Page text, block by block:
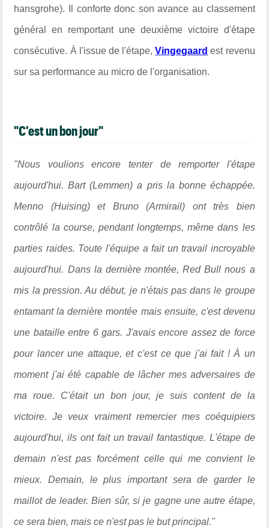
hansgrohe). Il conforte donc son avance au classement
général en remportant une deuxième victoire d'étape
consécutive. À l'issue de l'étape,Vingegaard est revenu
sur sa performance au micro de l'organisation.
"C'est un bon jour"
"Nous voulions encore tenter de remporter l'étape
aujourd'hui. Bart (Lemmen) a pris la bonne échappée.
Menno (Huising) et Bruno (Armirail) ont très bien
contrôlé la course, pendant longtemps, même dans les
parties raides. Toute l'équipe a fait un travail incroyable
aujourd'hui. Dans la dernière montée, Red Bull nous a
mis la pression. Au début, je n'étais pas dans le groupe
entamant la dernière montée mais ensuite, c'est devenu
une bataille entre 6 gars. J'avais encore assez de force
pour lancer une attaque, et c'est ce que j'ai fait ! À un
moment j'ai été capable de lâcher mes adversaires de
ma roue. C'était un bon jour, je suis content de la
victoire. Je veux vraiment remercier mes coéquipiers
aujourd'hui, ils ont fait un travail fantastique. L'étape de
demain n'est pas forcément celle qui me convient le
mieux. Demain, le plus important sera de garder le
maillot de leader. Bien sûr, si je gagne une autre étape,
ce sera bien, mais ce n'est pas le but principal."